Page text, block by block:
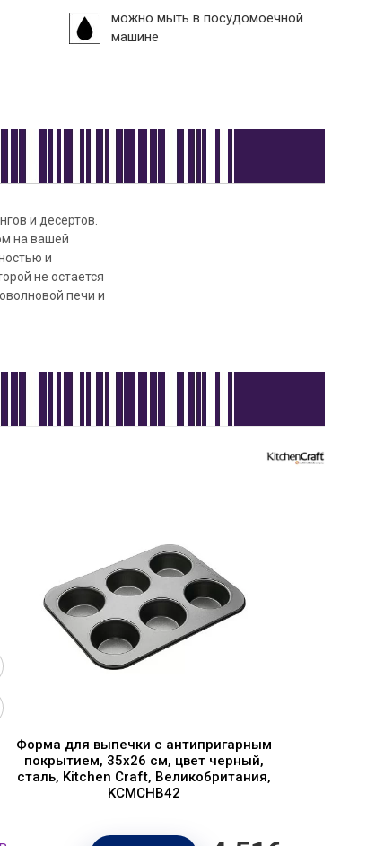
можно мыть в посудомоечной
машине
и десертов.
на вашей
и
не остается
печи и
Форма для выпечки с антипригарным
покрытием, 35х26 см, цвет черный,
сталь, Kitchen Craft, Великобритания,
KCMCHB42